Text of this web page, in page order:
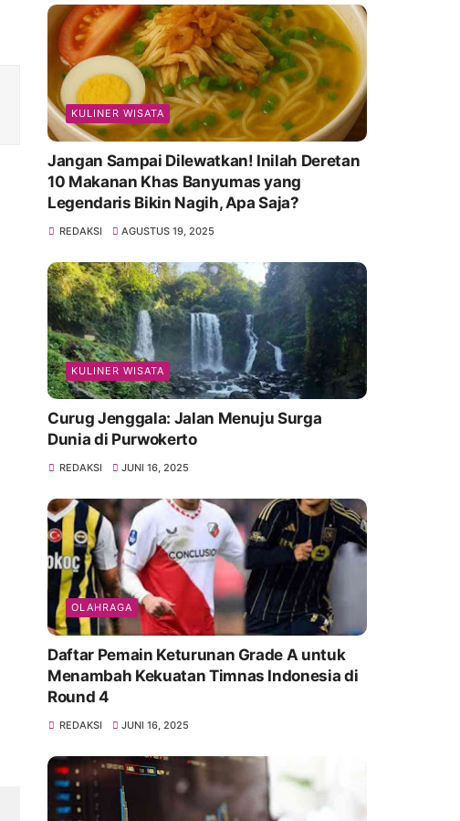
KULINER WISATA
Jangan Sampai Dilewatkan! Inilah Deretan
10 Makanan Khas Banyumas yang
Legendaris Bikin Nagih, Apa Saja?
REDAKSI AGUSTUS 19, 2025
KULINER WISATA
Curug Jenggala: Jalan Menuju Surga
Dunia di Purwokerto
REDAKSI JUNI 16, 2025
OLAHRAGA
Daftar Pemain Keturunan Grade A untuk
Menambah Kekuatan Timnas Indonesia di
Round 4
REDAKSI JUNI 16, 2025